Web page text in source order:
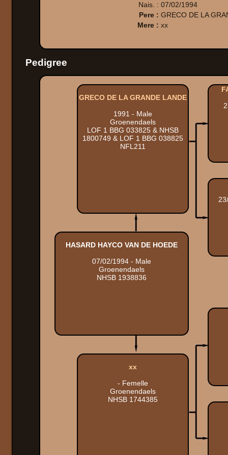
Nais. : 07/02/1994
Pere : GRECO DE LA
Mere : xx
Pedigree
GRECO DE LA GRANDE LANDE
1991 - Male
Groenendaels
LOF 1 BBG 033825 & NHSB
1800749 & LOF 1 BBG 038825
NFL211
HASARD HAYCO VAN DE HOEDE
07/02/1994 - Male
Groenendaels
NHSB 1938836
xx
- Femelle
Groenendaels
NHSB 1744385